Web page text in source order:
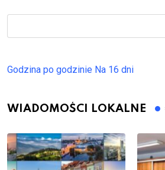
Godzina po godzinie Na 16 dni
WIADOMOŚCI LOKALNE